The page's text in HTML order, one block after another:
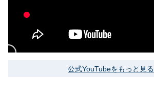
公式YouTubeをもっと見る